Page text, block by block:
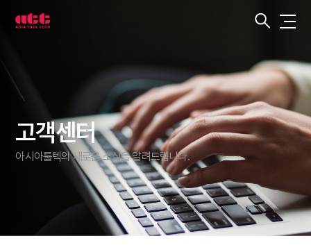
고객센터
아시아툴텍의 새로운 소식을 알려드립니다.